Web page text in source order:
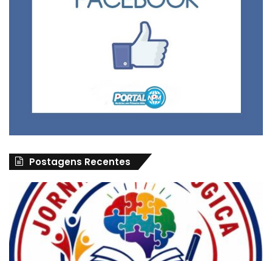
Postagens Recentes